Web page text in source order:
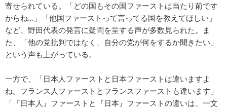
寄せられている。「どの国もその国ファーストは当たり前です
からね…」「他国ファーストって言ってる国を教えてほしい」
など、野田代表の発言に疑問を呈する声が多数見られた。ま
た、「他の党批判ではなく、自分の党が何をするか聞きたい」
という声も上がっている。
一方で、「日本人ファーストと日本ファーストは違いますよ
ね。フランス人ファーストとフランスファーストも違います」
「『日本人』ファーストと『日本』ファーストの違いは、一文